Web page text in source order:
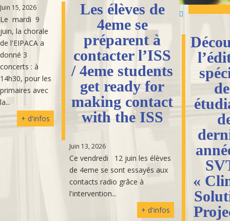
Juin 15, 2026
Le mardi 9
juin, la chorale
de l'EIPACA a
donné 3
concerts : à
14h30, pour les
primaires avec
la...
+ d'infos
Les élèves de
4eme se
préparent à
contacter l’ISS
/ 4eme students
get ready for
making contact
with the ISS
Juin 13, 2026
Ce vendredi 12 juin les élèves
de 4eme se sont essayés aux
contacts radio grâce à
l'intervention...
+ d'infos
«